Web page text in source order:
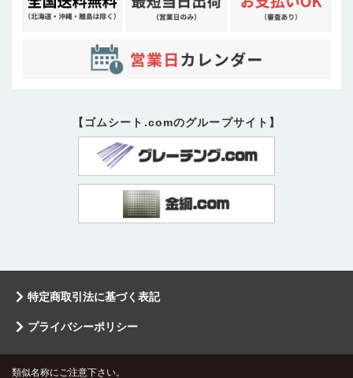
【ゴムシート.comのグループサイト】
特定商取引法に基づく表記
プライバシーポリシー
類似名称にご注意下さい。